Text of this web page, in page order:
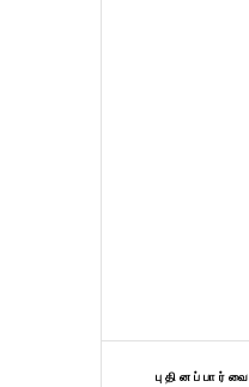
புதினப்பார்வை